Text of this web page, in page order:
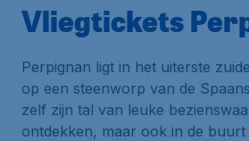
Vliegtickets
Perpignan ligt in het uiterste
op een steenworp van de
zelf zijn tal van leuke
ontdekken, maar ook in de